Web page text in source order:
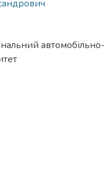
автомобільно-